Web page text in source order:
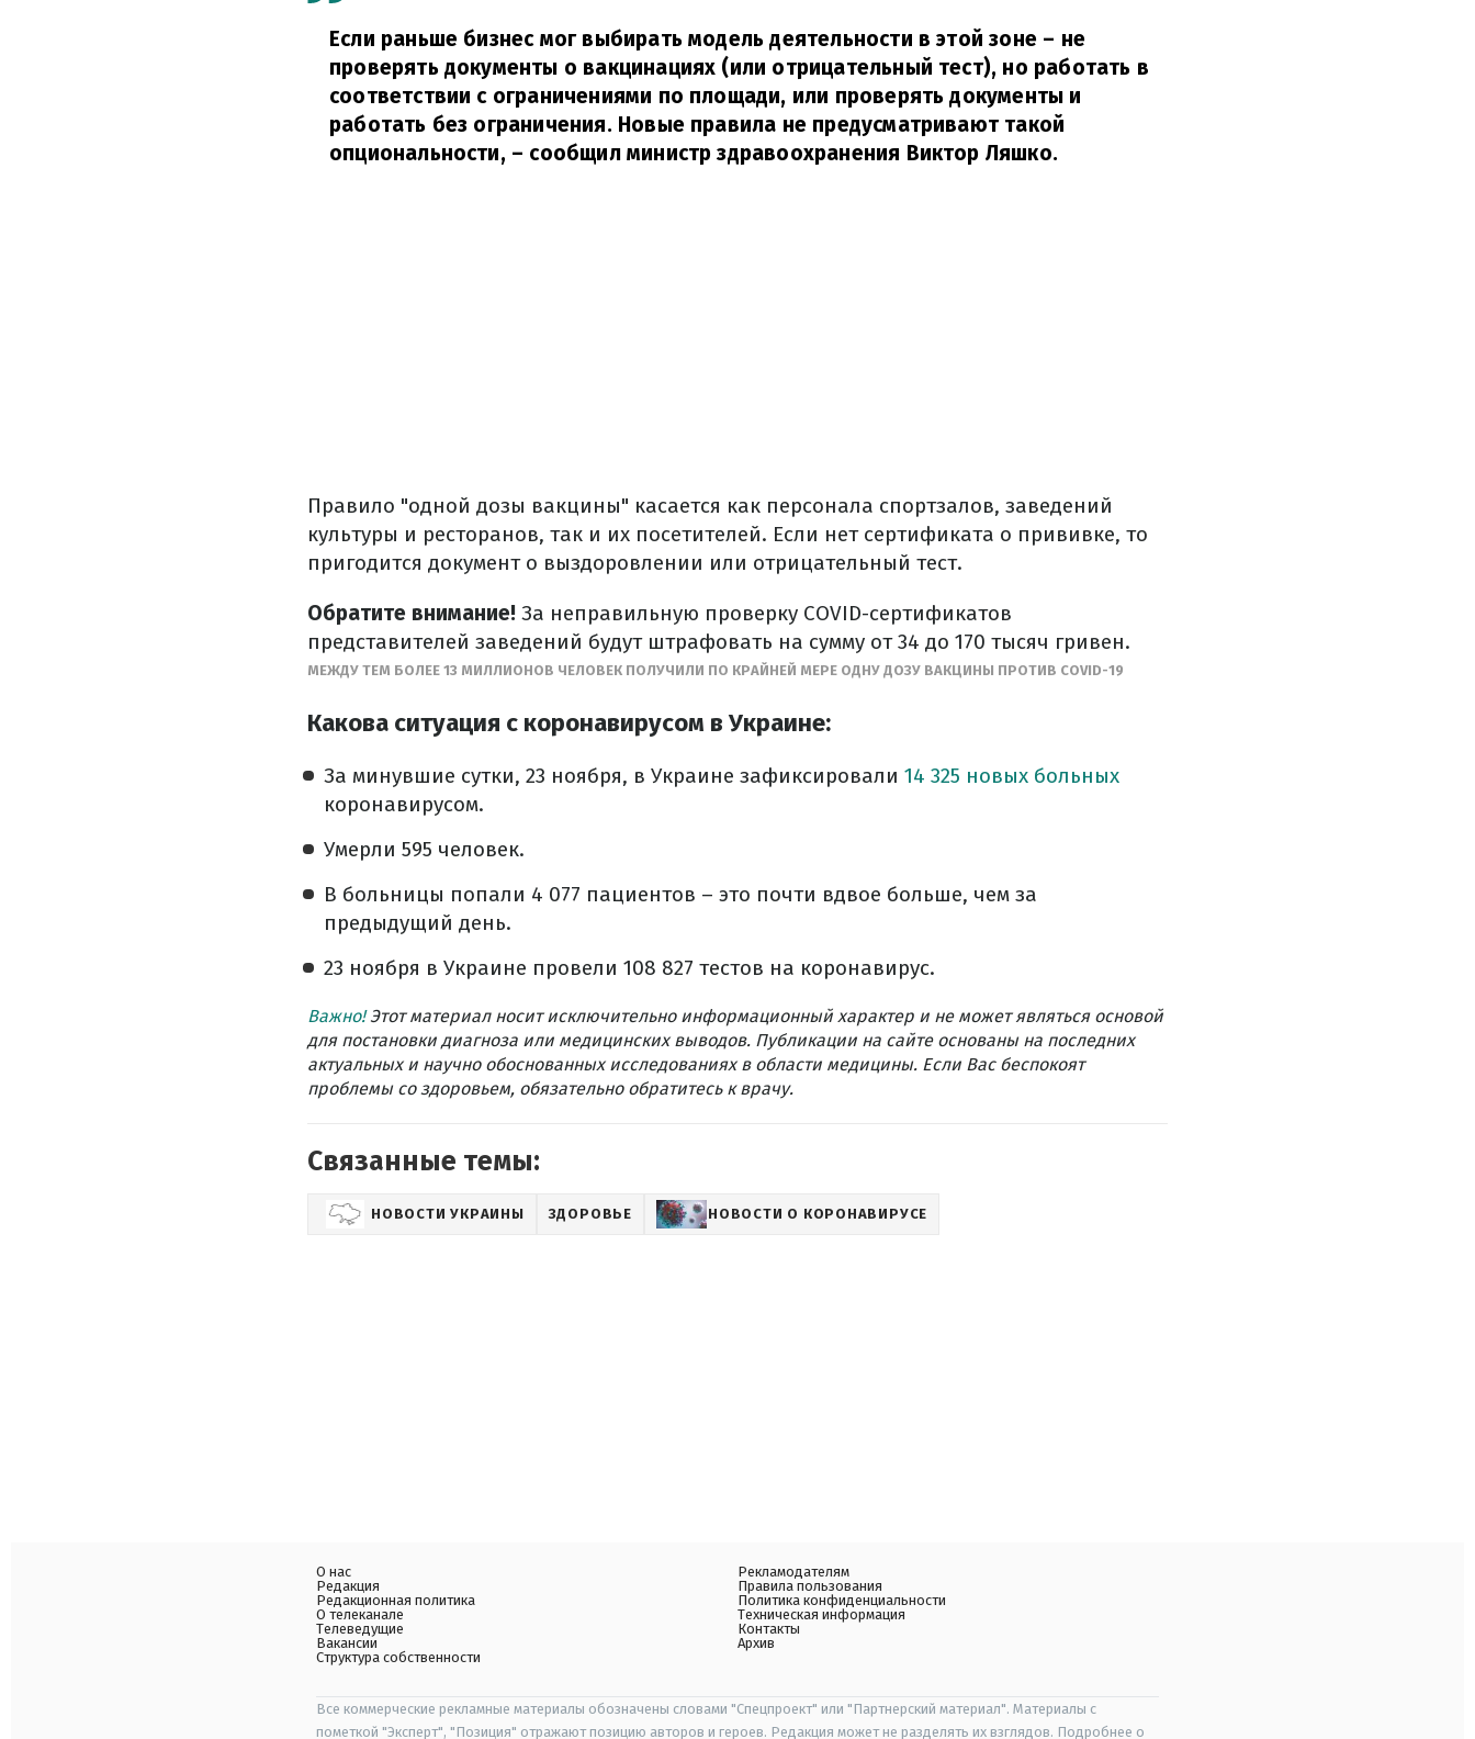
Если раньше бизнес мог выбирать модель деятельности в этой зоне – не
проверять документы о вакцинациях (или отрицательный тест), но работать в
соответствии с ограничениями по площади, или проверять документы и
работать без ограничения. Новые правила не предусматривают такой
опциональности, – сообщил министр здравоохранения Виктор Ляшко.
Правило "одной дозы вакцины" касается как персонала спортзалов, заведений
культуры и ресторанов, так и их посетителей. Если нет сертификата о прививке, то
пригодится документ о выздоровлении или отрицательный тест.
Обратите внимание! За неправильную проверку COVID-сертификатов
представителей заведений будут штрафовать на сумму от 34 до 170 тысяч гривен.
МЕЖДУ ТЕМ БОЛЕЕ 13 МИЛЛИОНОВ ЧЕЛОВЕК ПОЛУЧИЛИ ПО КРАЙНЕЙ МЕРЕ ОДНУ ДОЗУ ВАКЦИНЫ ПРОТИВ COVID-19
Какова ситуация с коронавирусом в Украине:
За минувшие сутки, 23 ноября, в Украине зафиксировали 14 325 новых больных
коронавирусом.
Умерли 595 человек.
В больницы попали 4 077 пациентов – это почти вдвое больше, чем за
предыдущий день.
23 ноября в Украине провели 108 827 тестов на коронавирус.
Важно!Этот материал носит исключительно информационный характер и не может являться основой
для постановки диагноза или медицинских выводов. Публикации на сайте основаны на последних
актуальных и научно обоснованных исследованиях в области медицины. Если Вас беспокоят
проблемы со здоровьем, обязательно обратитесь к врачу.
Связанные темы:
НОВОСТИ УКРАИНЫ ЗДОРОВЬЕ НОВОСТИ О КОРОНАВИРУСЕ
О нас
Редакция
Редакционная политика
О телеканале
Телеведущие
Вакансии
Структура собственности
Рекламодателям
Правила пользования
Политика конфиденциальности
Техническая информация
Контакты
Архив
Все коммерческие рекламные материалы обозначены словами "Спецпроект" или "Партнерский материал". Материалы с
пометкой "Эксперт", "Позиция" отражают позицию авторов и героев. Редакция может не разделять их взглядов. Подробнее о